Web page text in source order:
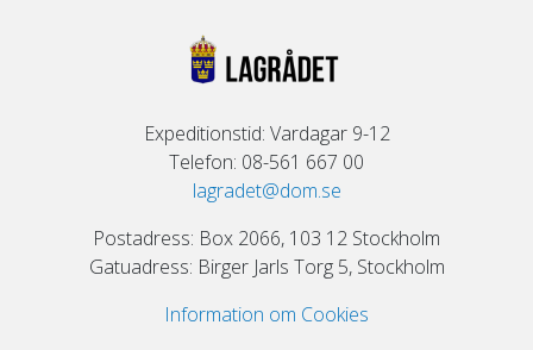
Expeditionstid: Vardagar 9-12
Telefon: 08-561 667 00
lagradet@dom.se
Postadress: Box 2066, 103 12 Stockholm
Gatuadress: Birger Jarls Torg 5, Stockholm
Information om Cookies